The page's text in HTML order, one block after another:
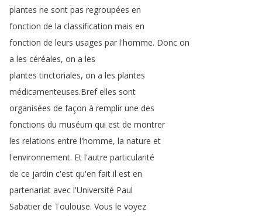
plantes ne sont pas regroupées en
fonction de la classification mais en
fonction de leurs usages par l'homme. Donc on
a les céréales, on a les
plantes tinctoriales, on a les plantes
médicamenteuses.Bref elles sont
organisées de façon à remplir une des
fonctions du muséum qui est de montrer
les relations entre l'homme, la nature et
l'environnement. Et l'autre particularité
de ce jardin c'est qu'en fait il est en
partenariat avec l'Université Paul
Sabatier de Toulouse. Vous le voyez